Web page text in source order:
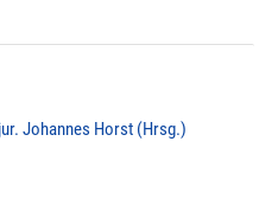
Johannes Horst (Hrsg.)